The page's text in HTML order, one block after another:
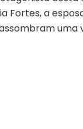
Fortes, a
uma